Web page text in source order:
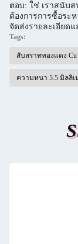
ตอบ: ใช่ เราสนับ
ต้องการการซื้อระ
จัดส่งรายละเอียดแ
Tags:
สับสราททองแดง Cu
ความหนา 5.5 มิลลิ